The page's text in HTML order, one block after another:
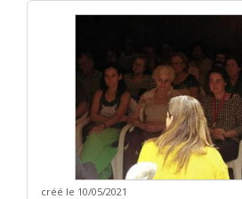
créé le 10/05/2021